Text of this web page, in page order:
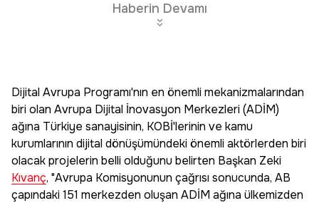
Haberin Devamı
Dijital Avrupa Programı'nın en önemli mekanizmalarından
biri olan Avrupa Dijital İnovasyon Merkezleri (ADİM)
ağına Türkiye sanayisinin, KOBİ'lerinin ve kamu
kurumlarının dijital dönüşümündeki önemli aktörlerden biri
olacak projelerin belli olduğunu belirten Başkan Zeki
Kıvanç, "Avrupa Komisyonunun çağrısı sonucunda, AB
çapındaki 151 merkezden oluşan ADİM ağına ülkemizden